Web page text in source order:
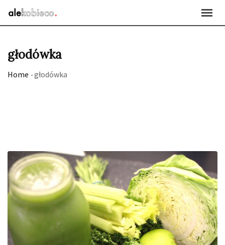
głodówka
Home -głodówka